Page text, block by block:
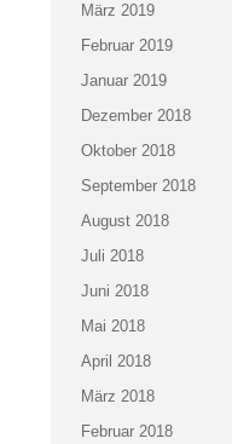
März 2019
Februar 2019
Januar 2019
Dezember 2018
Oktober 2018
September 2018
August 2018
Juli 2018
Juni 2018
Mai 2018
April 2018
März 2018
Februar 2018